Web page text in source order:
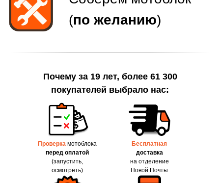
Почему за 19 лет, более 61 300
покупателей выбрало нас:
Проверка мотоблока
перед оплатой
(запустить,
осмотреть)
Бесплатная
доставка
на отделение
Новой Почты